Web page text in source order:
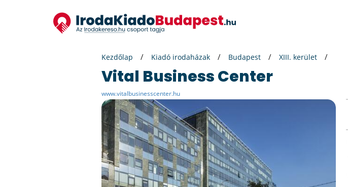
Kezdőlap Kiadó irodaházak Budapest XIII. kerület
Vital Business Center
www.vitalbusinesscenter.hu